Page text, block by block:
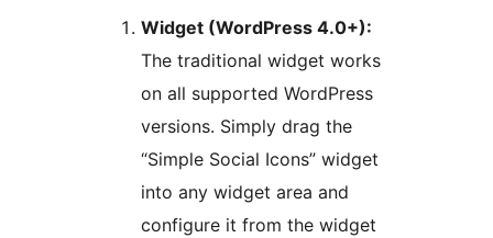
Widget (WordPress 4.0+):
The traditional widget works
on all supported WordPress
versions. Simply drag the
“Simple Social Icons” widget
into any widget area and
configure it from the widget